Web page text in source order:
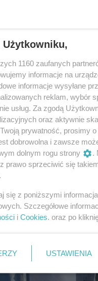
Użytkowniku,
1160 zaufanych
informacje na
informacje wysyłane
reklam, wybór
usług. Za zgodą
oraz aktywnie
prywatność, prosimy
dobrowolna i zawsze
dolnym rogu strony
.
prawo sprzeciwić się
się z poniższymi
Szczegółowe
i Cookies. oraz po
USTAWIENIA